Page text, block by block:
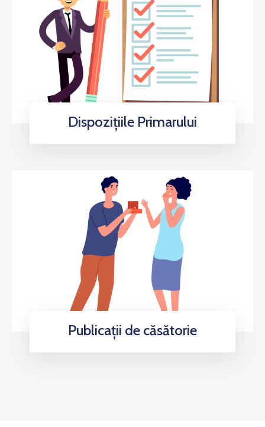
Dispozițiile Primarului
Publicații de căsătorie